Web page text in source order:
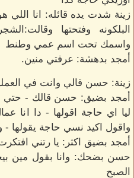
زينة شدت يده قائله: انا
البلكونه وفتحتها
واسمك تحت اسم عمي وطنط
أمجد بدهشة: عرفتي منين.
زينة: حسن قالي وانت في
أمجد بضيق: حسن قالك -
ليا اي حاجة اقولها - دا انا
واقول اكيد نسي حاجة يقولها
أمجد بضيق اكثر: يا رتني
حسن بضحك: وانا بقول مين
الصبح